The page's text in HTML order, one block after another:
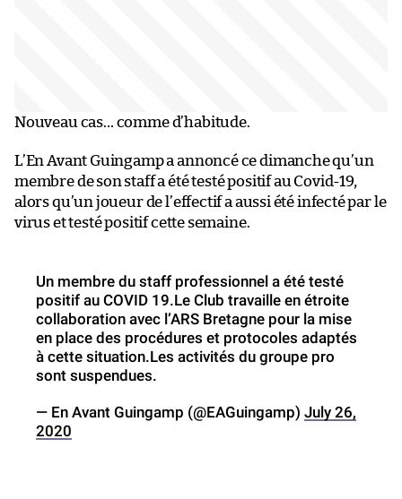
Nouveau cas… comme d’habitude.
L’En Avant Guingamp a annoncé ce dimanche qu’un
membre de son staff a été testé positif au Covid-19,
alors qu’un joueur de l’effectif a aussi été infecté par le
virus et testé positif cette semaine.
Un membre du staff professionnel a été testé
positif au COVID 19.Le Club travaille en étroite
collaboration avec l’ARS Bretagne pour la mise
en place des procédures et protocoles adaptés
à cette situation.Les activités du groupe pro
sont suspendues.
— En Avant Guingamp (@EAGuingamp) July 26,
2020